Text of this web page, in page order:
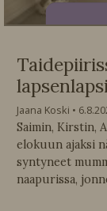
Jaana Koski
Saimin, Kirstin,
elokuun ajaksi
syntyneet
naapurissa,